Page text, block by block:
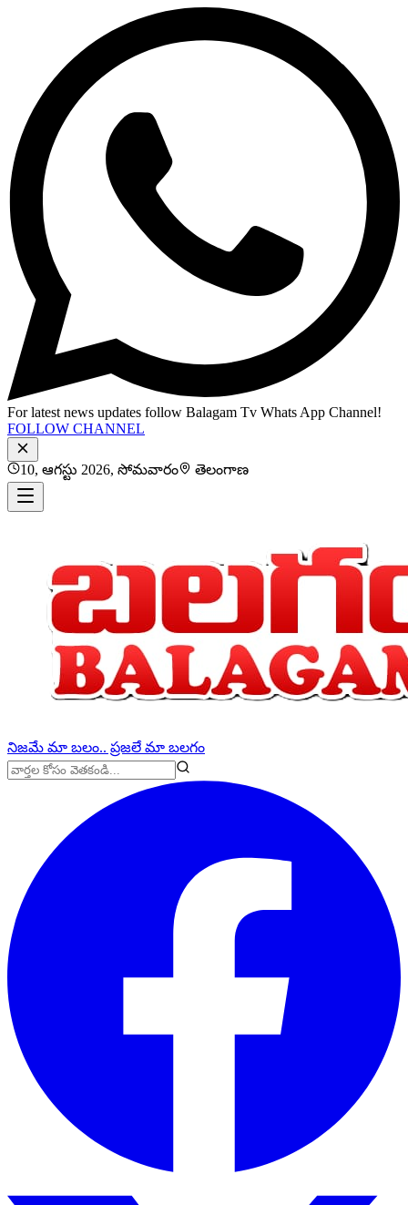
For latest news updates follow Balagam Tv Whats App Channel!
FOLLOW CHANNEL
10, ఆగస్టు 2026, సోమవారం తెలంగాణ
నిజమే మా బలం.. ప్రజలే మా బలగం